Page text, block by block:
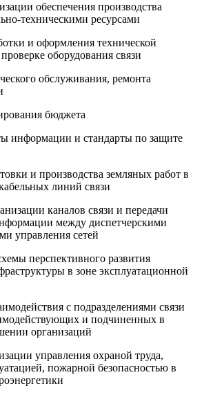
обеспечения производства
техническими ресурсами
и оформления технической
оборудования связи
обслуживания, ремонта
бюджета
информации и стандарты по защите
и производства земляных работ в
линий связи
каналов связи и передачи
между диспетчерскими
управления сетей
перспективного развития
в зоне эксплуатационной
с подразделениями связи
и подчиненных в
организаций
управления охраной труда,
пожарной безопасностью в